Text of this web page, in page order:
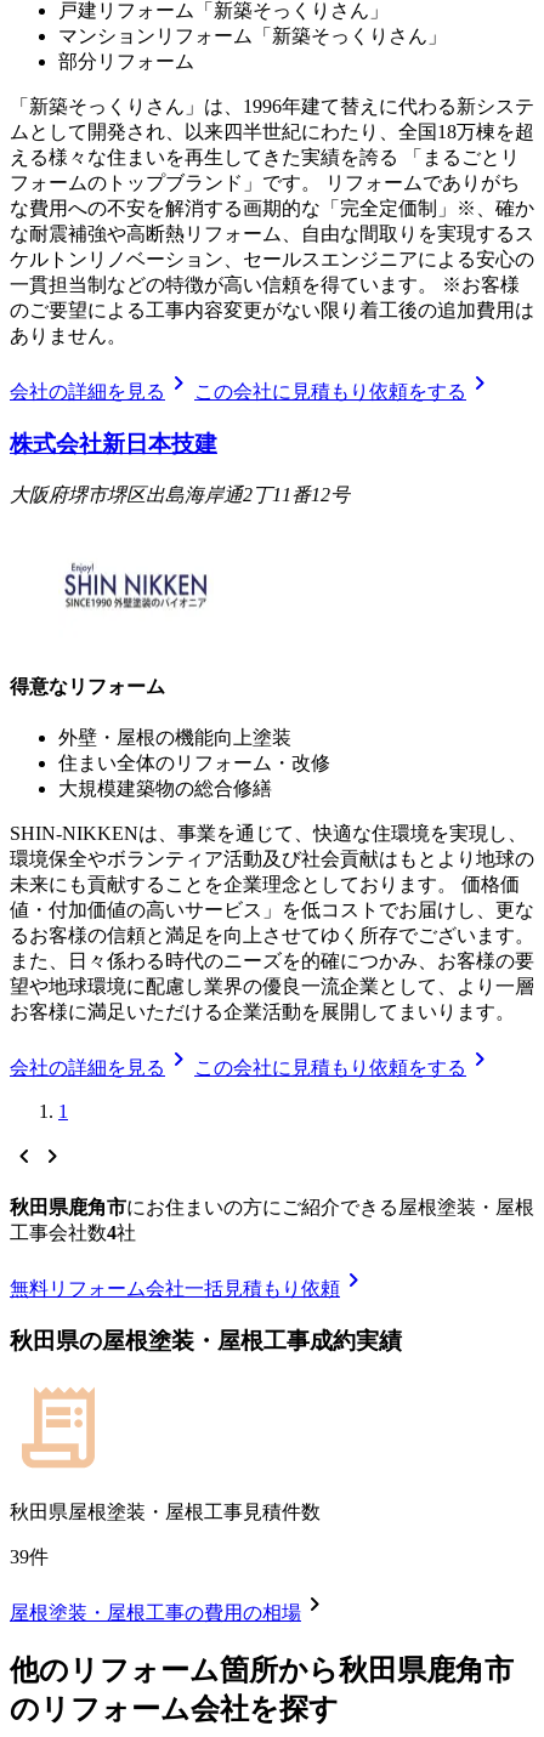
戸建リフォーム「新築そっくりさん」
マンションリフォーム「新築そっくりさん」
部分リフォーム
「新築そっくりさん」は、1996年建て替えに代わる新システ
ムとして開発され、以来四半世紀にわたり、全国18万棟を超
える様々な住まいを再生してきた実績を誇る 「まるごとリ
フォームのトップブランド」です。 リフォームでありがち
な費用への不安を解消する画期的な「完全定価制」※、確か
な耐震補強や高断熱リフォーム、自由な間取りを実現するス
ケルトンリノベーション、セールスエンジニアによる安心の
一貫担当制などの特徴が高い信頼を得ています。 ※お客様
のご要望による工事内容変更がない限り着工後の追加費用は
ありません。
会社の詳細を見る chevron_right この会社に見積もり依頼をする chevron_right
株式会社新日本技建
大阪府堺市堺区出島海岸通2丁11番12号
得意なリフォーム
外壁・屋根の機能向上塗装
住まい全体のリフォーム・改修
大規模建築物の総合修繕
SHIN-NIKKENは、事業を通じて、快適な住環境を実現し、
環境保全やボランティア活動及び社会貢献はもとより地球の
未来にも貢献することを企業理念としております。 価格価
値・付加価値の高いサービス」を低コストでお届けし、更な
るお客様の信頼と満足を向上させてゆく所存でございます。
また、日々係わる時代のニーズを的確につかみ、お客様の要
望や地球環境に配慮し業界の優良一流企業として、より一層
お客様に満足いただける企業活動を展開してまいります。
会社の詳細を見る chevron_right この会社に見積もり依頼をする chevron_right
1
chevron_left chevron_right
秋田県鹿角市にお住まいの方にご紹介できる 屋根塗装・屋根
工事会社数4社
無料リフォーム会社一括見積もり依頼 chevron_right
秋田県の屋根塗装・屋根工事成約実績
秋田県屋根塗装・屋根工事見積件数
39件
屋根塗装・屋根工事の費用の相場 chevron_right
他のリフォーム箇所から秋田県鹿角市
のリフォーム会社を探す